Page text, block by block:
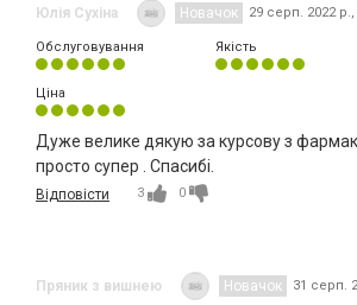
Юлія Сухіна Новачок 29 серп. 2022 р.,
Обслуговування Якість
Ціна
Дуже велике дякую за курсову з
просто супер . Спасибі.
Відповісти 3 0
Пряник з вишнею Новачок 31 серп.